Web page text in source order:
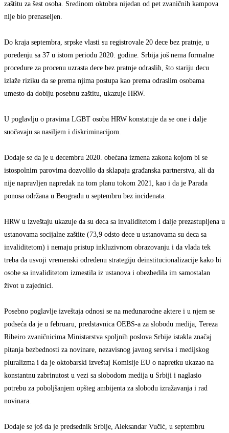
zaštitu za šest osoba. Sredinom oktobra nijedan od pet zvaničnih kampova
nije bio prenaseljen.
Do kraja septembra, srpske vlasti su registrovale 20 dece bez pratnje, u
poređenju sa 37 u istom periodu 2020. godine. Srbija još nema formalne
procedure za procenu uzrasta dece bez pratnje odraslih, što stariju decu
izlaže riziku da se prema njima postupa kao prema odraslim osobama
umesto da dobiju posebnu zaštitu, ukazuje HRW.
U poglavlju o pravima LGBT osoba HRW konstatuje da se one i dalje
suočavaju sa nasiljem i diskriminacijom.
Dodaje se da je u decembru 2020. obećana izmena zakona kojom bi se
istospolnim parovima dozvolilo da sklapaju građanska partnerstva, ali da
nije napravljen napredak na tom planu tokom 2021, kao i da je Parada
ponosa održana u Beogradu u septembru bez incidenata.
HRW u izveštaju ukazuje da su deca sa invaliditetom i dalje prezastupljena u
ustanovama socijalne zaštite (73,9 odsto dece u ustanovama su deca sa
invaliditetom) i nemaju pristup inkluzivnom obrazovanju i da vlada tek
treba da usvoji vremenski određenu strategiju deinstitucionalizacije kako bi
osobe sa invaliditetom izmestila iz ustanova i obezbedila im samostalan
život u zajednici.
Posebno poglavlje izveštaja odnosi se na međunarodne aktere i u njem se
podseća da je u februaru, predstavnica OEBS-a za slobodu medija, Tereza ​​
Ribeiro zvaničnicima Ministarstva spoljnih poslova Srbije istakla značaj
pitanja bezbednosti za novinare, nezavisnog javnog servisa i medijskog
pluralizma i da je oktobarski izveštaj Komisije EU o napretku ukazao na
konstantnu zabrinutost u vezi sa slobodom medija u Srbiji i naglasio
potrebu za poboljšanjem opšteg ambijenta za slobodu izražavanja i rad
novinara.
Dodaje se još da je predsednik Srbije, Aleksandar Vučić, u septembru